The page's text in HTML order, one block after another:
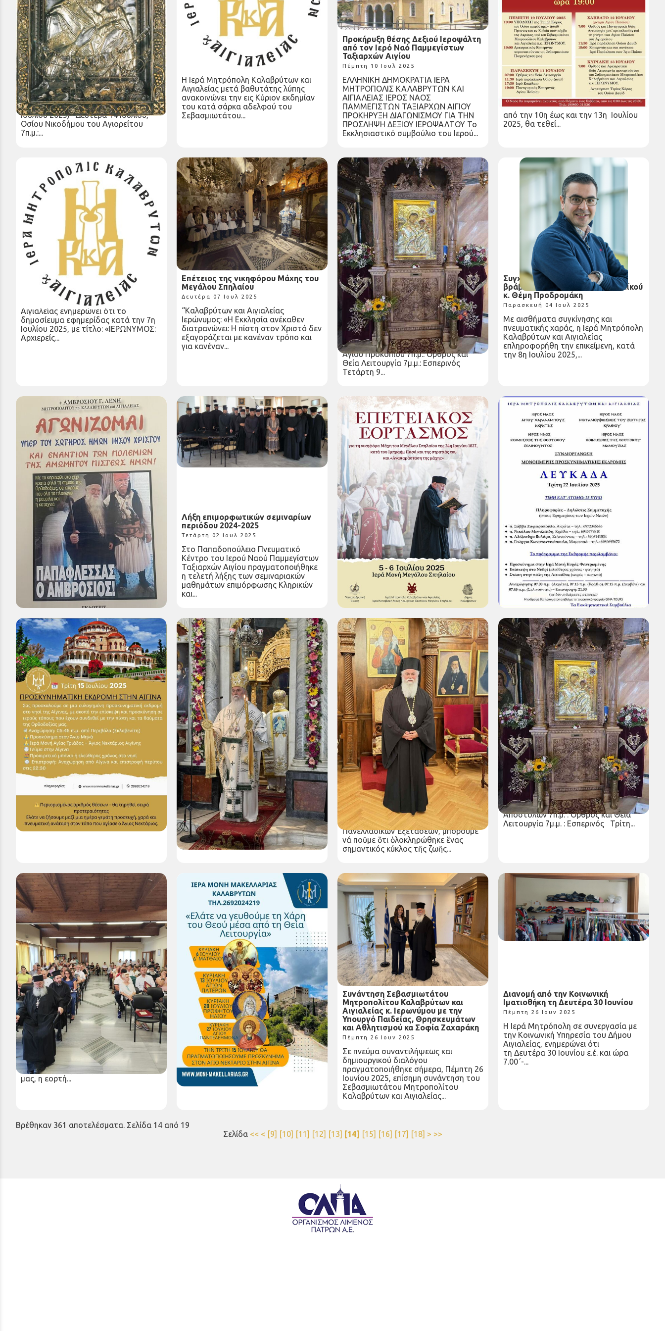
Εβδομαδιαίο πρόγραμμα Ιερών
Ακολουθιών Ιερού Προσκυνήματος
Παναγίας Τρυπητής (14 Ιουλίου - 20
Ιουλίου 2025)
Τετάρτη 16 Ιουλ 2025
Εβδομαδιαίο πρόγραμμα Ιερών
Ακολουθιών Ιερού Προσκυνήματος
Παναγίας Τρυπητής (14 Ιουλίου - 20
Ιουλίου 2025) Δευτέρα 14 Ιουλίου,
Οσίου Νικοδήμου του Αγιορείτου
7π.μ.:...
Εκδημία του κατά σάρκα αδελφού
του Σεβασμιωτάτου Μητροπολίτου
Σερβίων και Κοζάνης
Πέμπτη 10 Ιουλ 2025
Η Ιερά Μητρόπολη Καλαβρύτων και
Αιγιαλείας μετά βαθυτάτης λύπης
ανακοινώνει την εις Κύριον εκδημίαν
του κατά σάρκα αδελφού του
Σεβασμιωτάτου...
Προκήρυξη θέσης Δεξιού Ιεροψάλτη
από τον Ιερό Ναό Παμμεγίστων
Ταξιαρχών Αιγίου
Πέμπτη 10 Ιουλ 2025
ΕΛΛΗΝΙΚΗ ΔΗΜΟΚΡΑΤΙΑ ΙΕΡΑ
ΜΗΤΡΟΠΟΛΙΣ ΚΑΛΑΒΡΥΤΩΝ ΚΑΙ
ΑΙΓΙΑΛΕΙΑΣ ΙΕΡΟΣ ΝΑΟΣ
ΠΑΜΜΕΓΙΣΤΩΝ ΤΑΞΙΑΡΧΩΝ ΑΙΓΙΟΥ
ΠΡΟΚΗΡΥΞΗ ΔΙΑΓΩΝΙΣΜΟΥ ΓΙΑ ΤΗΝ
ΠΡΟΣΛΗΨΗ ΔΕΞΙΟΥ ΙΕΡΟΨΑΛΤΟΥ Το
Εκκλησιαστικό συμβούλιο του Ιερού...
Η Τιμία Κάρα του Οσίου Πατρός
ημών Δαυίδ του Γέροντος του εν
Ευβοία στον Ι.Ν. Μεταμορφώσεως
του Σωτήρος Κραθίου Αιγιαλείας
Τρίτη 08 Ιουλ 2025
Η Ιερά Μητρόπολη Καλαβρύτων και
Αιγιαλείας ενημερώνει το
χριστεπώνυμο πλήρωμα αυτής ότι
από την 10η έως και την 13η Ιουλίου
2025, θα τεθεί...
Διάψευση δημοσιεύματος
Δευτέρα 07 Ιουλ 2025
Η Ιερά Μητρόπολη Καλαβρύτων και
Αιγιαλείας ενημερώνει ότι το
δημοσίευμα εφημερίδας κατά την 7η
Ιουλίου 2025, με τίτλο: «ΙΕΡΩΝΥΜΟΣ:
Αρχιερείς...
Επέτειος της νικηφόρου Μάχης του
Μεγάλου Σπηλαίου
Δευτέρα 07 Ιουλ 2025
“Καλαβρύτων και Αιγιαλείας
Ιερώνυμος: «Η Εκκλησία ανέκαθεν
διατρανώνει: Η πίστη στον Χριστό δεν
εξαγοράζεται με κανέναν τρόπο και
για κανέναν...
Εβδομαδιαίο πρόγραμμα Ιερών
Ακολουθιών Ιερού Προσκυνήματος
Παναγίας Τρυπητής (7 Ιουλίου – 13
Iουλίου 2025)
Παρασκευή 04 Ιουλ 2025
Δευτέρα 7 Ιουλίου, Αγίας Κυριακής
7π.μ.: Όρθρος και Θεία Λειτουργία
7μ.μ.: Εσπερινός Τρίτη 8 Ιουλίου,
Αγίου Προκοπίου 7π.μ.: Όρθρος και
Θεία Λειτουργία 7μ.μ.: Εσπερινός
Τετάρτη 9...
Συγχαρητήριες ευχές για τη
βράβευση του Αιγιώτη Ακαδημαϊκού
κ. Θέμη Προδρομάκη
Παρασκευή 04 Ιουλ 2025
Με αισθήματα συγκίνησης και
πνευματικής χαράς, η Ιερά Μητρόπολη
Καλαβρύτων και Αιγιαλείας
επληροφορήθη την επικείμενη, κατά
την 8η Ιουλίου 2025,...
Nέο βιβλίο του Σεβασμιωτάτου
Γέροντος Μητροπολίτου κ.κ.
Αμβροσίου
Τετάρτη 02 Ιουλ 2025
Με ιδιαίτερη χαρά σας πληροφορούμε
ότι ετέθη σε κυκλοφορία ένα νέο
βιβλίο του Σεβασμιωτάτου Γέροντος
Μητροπολίτου κ.κ. Αμβροσίου με
τίτλο:...
Λήξη επιμορφωτικών σεμιναρίων
περιόδου 2024-2025
Τετάρτη 02 Ιουλ 2025
Στο Παπαδοπούλειο Πνευματικό
Κέντρο του Ιερού Ναού Παμμεγίστων
Ταξιαρχών Αιγίου πραγματοποιήθηκε
η τελετή λήξης των σεμιναριακών
μαθημάτων επιμόρφωσης Κληρικών
και...
Πρόγραμμα εορτασμού των 198
χρόνων από τη μάχη του Μ.
Σπηλαίου
Τετάρτη 02 Ιουλ 2025
Με την ευλογία του Σεβασμιωτάτου
Ποιμενάρχου μας κ. Ιερωνύμου θα
εορτασθεί και εφέτος, στις 5 και 6
Ιουλίου 2025, η...
Συνδιοργάνωση μονοήμερης
προσκυνηματικής εκδρομής στη
Λευκάδα
Τετάρτη 02 Ιουλ 2025
Ιερά Μονή Μακελλαριάς
Καλαβρύτων: Προσκυνηματική
Εκδρομή στον Άγιο Νεκτάριο –
Αίγινα
Δευτέρα 30 Ιουν 2025
Προσκυνηματική Εκδρομή στον Άγιο
Νεκτάριο – Αίγινα 15 Ιουλίου Με τη
χάρη του Θεού, οργανώνουμε
προσκυνηματική εκδρομή στον Άγιο
Νεκτάριο στην...
Πρόγραμμα Αρχιερατικής
Χοροστασίας Μηνός Ιουλίου
Δευτέρα 30 Ιουν 2025
Ο Σεβασμιώτατος Μητροπολίτης μας
Καλαβρύτων & Αιγιαλείας κ.κ.
Ιερώνυμος κατά τον μήνα Ιούλιο θα
χοροστατήσει και θα λειτουργήσει ως
ακολούθως: Τρίτη...
Εὐχετήριο Μήνυμα Σεβασμιωτάτου
Μητροπολίτου Καλαβρύτων καί
Αἰγιαλείας κ. Ἱερωνύμου μέ ἀφορμή
τήν ἀνακοίνωση τῶν
ἀποτελεσμάτων τῶν Πανελλαδικῶν
Ἐξετάσεων, σχολικοῦ ἔτους 2024-
2025
Δευτέρα 30 Ιουν 2025
Ἀγαπητά μου παιδιά, Μέ τήν
ἀνακοίνωση τῶν ἀποτελεσμάτων τῶν
Πανελλαδικῶν Ἐξετάσεων, μποροῦμε
νά ποῦμε ὅτι ὁλοκληρώθηκε ἕνας
σημαντικός κύκλος τῆς ζωῆς...
Εβδομαδιαίο πρόγραμμα Ιερών
Ακολουθιών Ιερού Προσκυνήματος
Παναγίας Τρυπητής (30 Iουνίου - 6
Iουλίου 2025)
Παρασκευή 27 Ιουν 2025
ΕΒΔΟΜΑΔΙΑΙΟ ΠΡΟΓΡΑΜΜΑ ΙΕΡΩΝ
ΑΚΟΛΟΥΘΙΩΝ (30 IOYNIOY – 6 IOYΛIOY
2025) Δευτέρα 30 Ιουνίου. Αγίων
Αποστόλων 7π.μ. : Όρθρος και Θεία
Λειτουργία 7μ.μ. : Εσπερινός Τρίτη...
Εορτή λήξης μαθημάτων Σχολής
Βυζαντινής Μουσικής Ιεράς
Μητροπόλεως για το διδακτικό έτος
2024-2025
Παρασκευή 27 Ιουν 2025
Πραγματοποιήθηκε, το απόγευμα της
Πέμπτης 26 Ιουνίου 2025, στην
αίθουσα ομιλιών του Κέντρου
Νεότητας της Ιεράς Μητροπόλεώς
μας, η εορτή...
Ιερά Μονή Μακελλαριάς
Καλαβρύτων: Θεία Λειτουργία κάθε
Κυριακή καθ’ όλη τη διάρκεια του
Ιουλίου
Παρασκευή 27 Ιουν 2025
Μετά χαράς και ευλογίας
ανακοινώνουμε ότι καθ’ όλη τη
διάρκεια του μηνός Ιουλίου, στην Ιερά
Μονή Μακελλαριάς θα τελείται Θεία...
Συνάντηση Σεβασμιωτάτου
Μητροπολίτου Καλαβρύτων και
Αιγιαλείας κ. Ιερωνύμου με την
Υπουργό Παιδείας, Θρησκευμάτων
και Αθλητισμού κα Σοφία Ζαχαράκη
Πέμπτη 26 Ιουν 2025
Σε πνεύμα συναντιλήψεως και
δημιουργικού διαλόγου
πραγματοποιήθηκε σήμερα, Πέμπτη 26
Ιουνίου 2025, επίσημη συνάντηση του
Σεβασμιωτάτου Μητροπολίτου
Καλαβρύτων και Αιγιαλείας...
Διανομή από την Κοινωνική
Ιματιοθήκη τη Δευτέρα 30 Ιουνίου
Πέμπτη 26 Ιουν 2025
Η Ιερά Μητρόπολη σε συνεργασία με
την Κοινωνική Υπηρεσία του Δήμου
Αιγιαλείας, ενημερώνει ότι
τη Δευτέρα 30 Ιουνίου ε.έ. και ώρα
7.00΄-...
Βρέθηκαν 361 αποτελέσματα. Σελίδα 14 από 19
Σελίδα << < [9] [10] [11] [12] [13] [14] [15] [16] [17] [18] > >>